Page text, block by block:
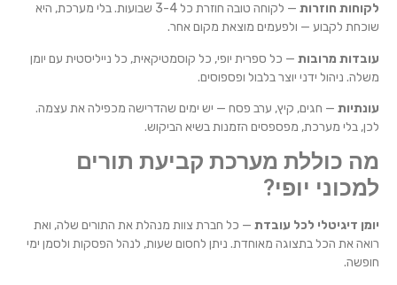
לקוחות חוזרות
— לקוחה טובה חוזרת כל 3-4 שבועות. בלי מערכת, היא
שוכחת לקבוע — ולפעמים מוצאת מקום אחר.
עובדות מרובות — כל ספרית יופי, כל קוסמטיקאית, כל נייליסטית עם יומן
משלה. ניהול ידני יוצר בלבול ופספוסים.
עונתיות — חגים, קיץ, ערב פסח — יש ימים שהדרישה מכפילה את עצמה.
לכן, בלי מערכת, מפספסים הזמנות בשיא הביקוש.
מה כוללת מערכת קביעת תורים
למכוני יופי?
יומן דיגיטלי לכל עובדת — כל חברת צוות מנהלת את התורים שלה, ואת
רואה את הכל בתצוגה מאוחדת. ניתן לחסום שעות, לנהל הפסקות ולסמן ימי
חופשה.